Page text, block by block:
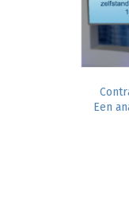
Een